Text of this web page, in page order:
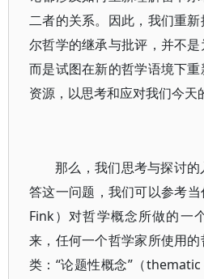
二者的关系。因此，我们重
尔哲学的继承与批评，并不是
而是试图在新的哲学语境下
资源，以思考和应对我们今天
那么，我们思考与探讨
答这一问题，我们可以参考
Fink）对哲学概念所做的一
来，任何一个哲学家所使用
类：“论题性概念”（